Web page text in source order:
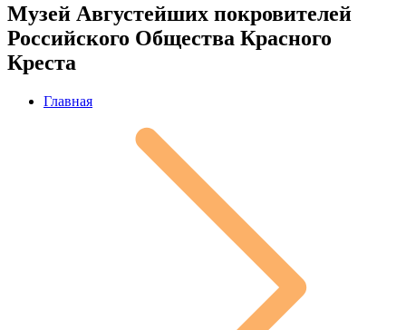
Музей Августейших покровителей
Российского Общества Красного
Креста
Главная